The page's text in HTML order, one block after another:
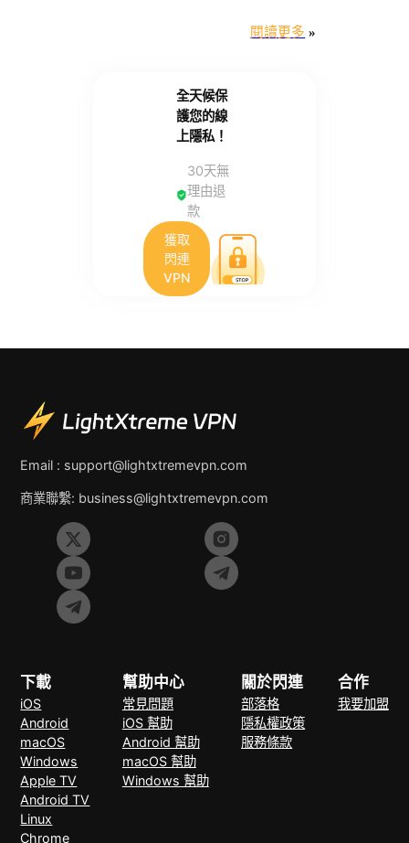
閱讀更多 »
全天候保
護您的線
上隱私！
30天無
理由退
款
獲取
閃連
VPN
Email : support@lightxtremevpn.com
商業聯繫: business@lightxtremevpn.com
下載
iOS
Android
macOS
Windows
Apple TV
Android TV
Linux
Chrome
幫助中心
常見問題
iOS 幫助
Android 幫助
macOS 幫助
Windows 幫助
關於閃連
部落格
隱私權政策
服務條款
合作
我要加盟